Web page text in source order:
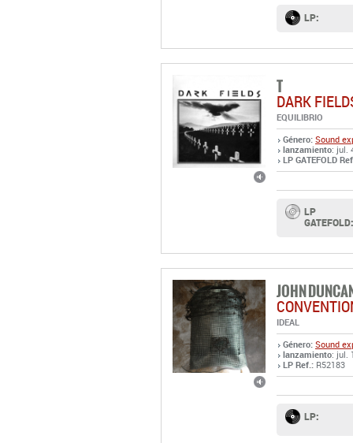
LP:
T
DARK
EQUILIBRIO
Género: Sound
lanzamiento: jul.
LP GATEFOLD
LP
GATEFOLD:
JOHN
IDEAL
Género: Sound
lanzamiento: jul.
LP Ref.: R52183
LP: